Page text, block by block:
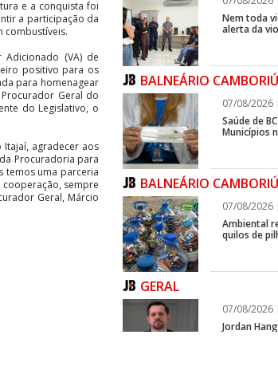
e a conquista foi
a participação da
combustíveis.
(VA) de
positivo para os
para homenagear
Geral do
do Legislativo, o
Itajaí, agradecer aos
Procuradoria para
temos uma parceria
sempre
Geral, Márcio
Nem toda
alerta da
BALNEÁRIO CAMBORIÚ
07/08/2026
Saúde de
Municípios
BALNEÁRIO CAMBORIÚ
07/08/2026
Ambiental
quilos de
GERAL
07/08/2026
Jordan